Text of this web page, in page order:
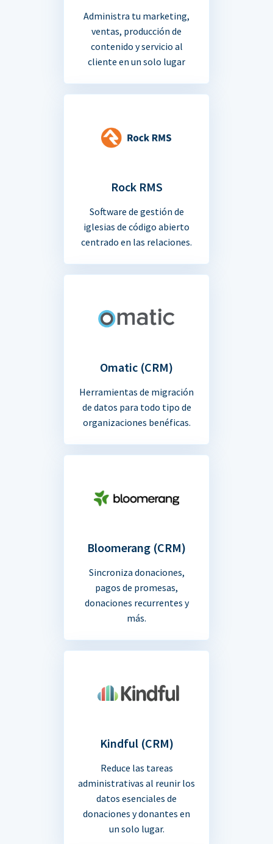
Administra tu marketing,
ventas, producción de
contenido y servicio al
cliente en un solo lugar
Rock RMS
Software de gestión de
iglesias de código abierto
centrado en las relaciones.
Omatic (CRM)
Herramientas de migración
de datos para todo tipo de
organizaciones benéficas.
Bloomerang (CRM)
Sincroniza donaciones,
pagos de promesas,
donaciones recurrentes y
más.
Kindful (CRM)
Reduce las tareas
administrativas al reunir los
datos esenciales de
donaciones y donantes en
un solo lugar.